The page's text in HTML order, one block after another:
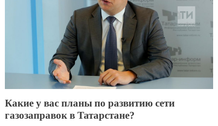
Какие у вас планы по развитию сети
газозаправок в Татарстане?